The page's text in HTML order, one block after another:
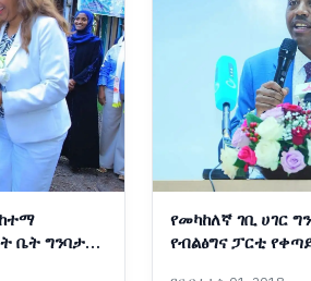
ቤት ግንባታ
የመካከለኛ ገቢ ሀገር
የብልፅግና ፓርቲ